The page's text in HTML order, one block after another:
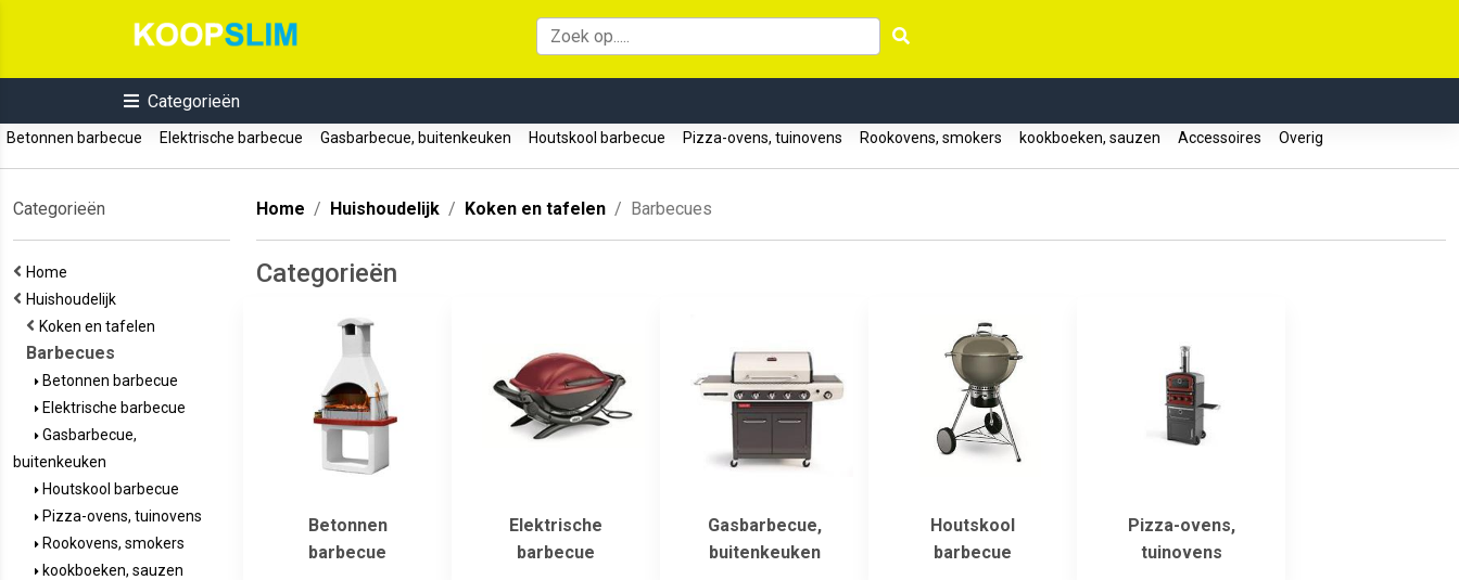
Categorieën
Betonnen barbecue Elektrische barbecue Gasbarbecue, buitenkeuken Houtskool barbecue Pizza-ovens, tuinovens Rookovens, smokers kookboeken, sauzen Accessoires Overig
Categorieën
Home
Huishoudelijk
Koken en tafelen
Barbecues
Betonnen barbecue
Elektrische barbecue
Gasbarbecue,
buitenkeuken
Houtskool barbecue
Pizza-ovens, tuinovens
Rookovens, smokers
kookboeken, sauzen
Home Huishoudelijk Koken en tafelen Barbecues
Categorieën
Betonnen
barbecue
Elektrische
barbecue
Gasbarbecue,
buitenkeuken
Houtskool
barbecue
Pizza-ovens,
tuinovens